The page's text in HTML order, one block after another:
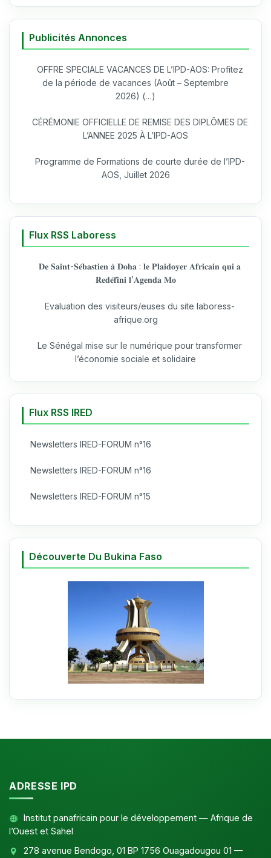
Publicités Annonces
OFFRE SPECIALE VACANCES DE L’IPD-AOS: Profitez
de la période de vacances (Août – Septembre
2026) (…)
CÉRÉMONIE OFFICIELLE DE REMISE DES DIPLÔMES DE
L’ANNEE 2025 À L’IPD-AOS
Programme de Formations de courte durée de l’IPD-
AOS, Juillet 2026
Flux RSS Laboress
𝐃𝐞 𝐒𝐚𝐢𝐧𝐭-𝐒𝐞́𝐛𝐚𝐬𝐭𝐢𝐞𝐧 𝐚̀ 𝐃𝐨𝐡𝐚 : 𝐥𝐞 𝐏𝐥𝐚𝐢𝐝𝐨𝐲𝐞𝐫 𝐀𝐟𝐫𝐢𝐜𝐚𝐢𝐧 𝐪𝐮𝐢 𝐚
𝐑𝐞𝐝𝐞́𝐟𝐢𝐧𝐢 𝐥’𝐀𝐠𝐞𝐧𝐝𝐚 𝐌𝐨
Evaluation des visiteurs/euses du site laboress-
afrique.org
Le Sénégal mise sur le numérique pour transformer
l’économie sociale et solidaire
Flux RSS IRED
Newsletters IRED-FORUM n°16
Newsletters IRED-FORUM n°16
Newsletters IRED-FORUM n°15
Découverte Du Bukina Faso
ADRESSE IPD
Institut panafricain pour le développement — Afrique de
l’Ouest et Sahel
278 avenue Bendogo, 01 BP 1756 Ouagadougou 01 —